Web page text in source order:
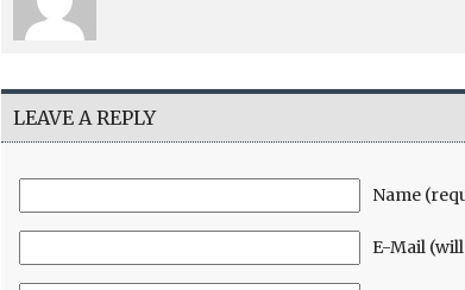
LEAVE A REPLY
Name
E-Mail